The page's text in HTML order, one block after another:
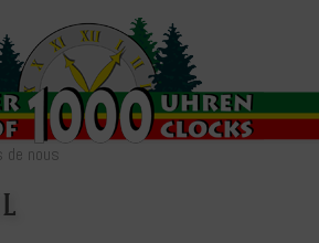
de nous